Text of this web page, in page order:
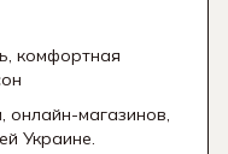
комфортная
онлайн-магазинов,
Украине.